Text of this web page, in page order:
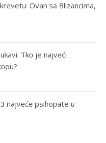
Ovan sa Blizancima,
Tko je najveći
najveće psihopate u